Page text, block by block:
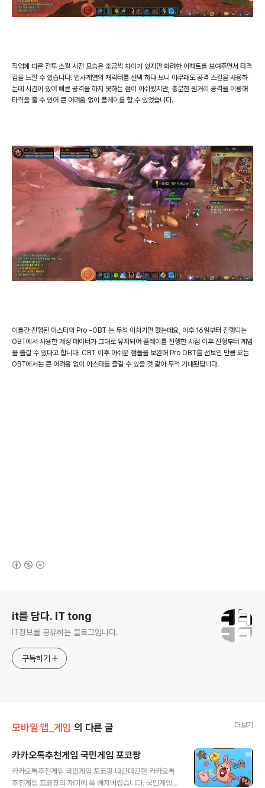
직업에 따른 전투 스킬 시전 모습은 조금씩 차이가 있지만 화려한 이펙트를 보여주면서 타격
감을 느낄 수 있습니다. 법사계열의 캐릭터를 선택 하다 보니 아무래도 공격 스킬을 사용하
는데 시간이 있어 빠른 공격을 하지 못하는 점이 아쉬웠지만, 충분한 원거리 공격을 이용해
타격을 줄 수 있어 큰 어려움 없이 플레이를 할 수 있었습니다.
이틀간 진행된 아스타의 Pro -OBT 는 무척 아쉽기만 했는데요 이후16일부터 진행되는
OBT에서 사용한 계정 데이터가 그대로 유지되어 플레이를 진행한 시점 이후 진행부터 게임
을 즐길 수 있다고 합니다. CBT 이후 아쉬운 점들을 보완해 Pro OBT를 선보인 만큼 오는
OBT에서는 큰 어려움 없이 아스타를 즐길 수 있을 것 같아 무척 기대된답니다.
it를 담다. IT tong
IT정보를 공유하는 블로그입니다.
구독하기
모바일 앱_게임 의 다른 글 더보기
카카오톡추천게임 국민게임 포코팡
카카오톡추천게임 국민게임 포코팡 따끈따끈한 카카오톡
추천게임 포코팡의 재미에 푹 빠져버렸습니다. 국민게임이